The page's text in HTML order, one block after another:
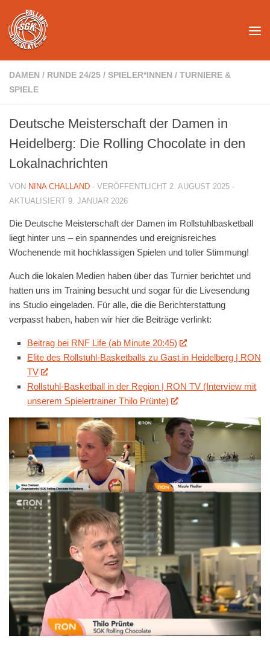
Unter dem Inhalt
DAMEN / RUNDE 24/25 / SPIELER*INNEN / TURNIERE &
SPIELE
Deutsche Meisterschaft der Damen in
Heidelberg: Die Rolling Chocolate in den
Lokalnachrichten
VON NINA CHALLAND · VERÖFFENTLICHT 2. AUGUST 2025 ·
AKTUALISIERT 9. JANUAR 2026
Die Deutsche Meisterschaft der Damen im Rollstuhlbasketball
liegt hinter uns – ein spannendes und ereignisreiches
Wochenende mit hochklassigen Spielen und toller Stimmung!
Auch die lokalen Medien haben über das Turnier berichtet und
hatten uns im Training besucht und sogar für die Livesendung
ins Studio eingeladen. Für alle, die die Berichterstattung
verpasst haben, haben wir hier die Beiträge verlinkt:
Beitrag bei RNF Life (ab Minute 20:45)
Elite des Rollstuhl-Basketballs zu Gast in Heidelberg | RON
TV
Rollstuhl-Basketball in der Region | RON TV (Interview mit
unserem Spielertrainer Thilo Prünte)